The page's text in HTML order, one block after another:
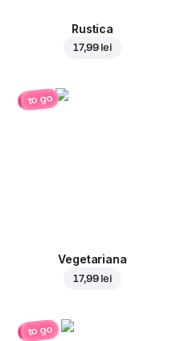
Rustica
17,99 lei
to go
Vegetariana
17,99 lei
to go